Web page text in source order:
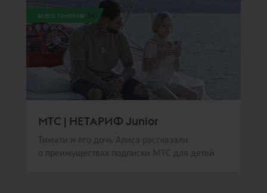
всего голосов: 343
МТС | НЕТАРИФ Junior
Тимати и его дочь Алиса рассказали
о преимуществах подписки МТС для детей